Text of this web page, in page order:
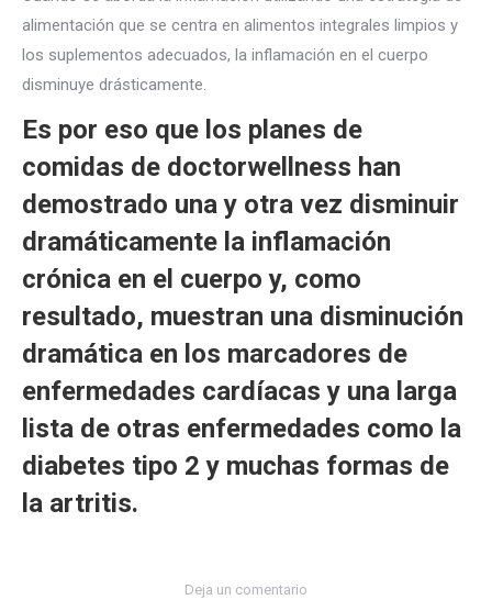
alimentación que se centra en alimentos integrales limpios y
los suplementos adecuados, la inflamación en el cuerpo
disminuye drásticamente.
Es por eso que los planes de
comidas de doctorwellness han
demostrado una y otra vez disminuir
dramáticamente la inflamación
crónica en el cuerpo y, como
resultado, muestran una disminución
dramática en los marcadores de
enfermedades cardíacas y una larga
lista de otras enfermedades como la
diabetes tipo 2 y muchas formas de
la artritis.
Deja un comentario